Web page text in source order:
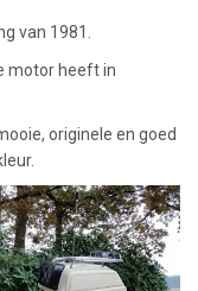
van 1981.
motor heeft in
originele en goed